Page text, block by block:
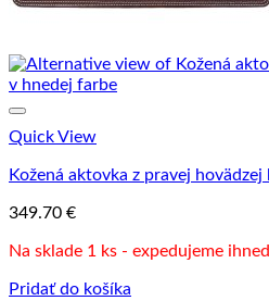
Quick View
Kožená aktovka z pravej
349.70 €
Na sklade 1 ks - expedujeme ihneď
Pridať do košíka